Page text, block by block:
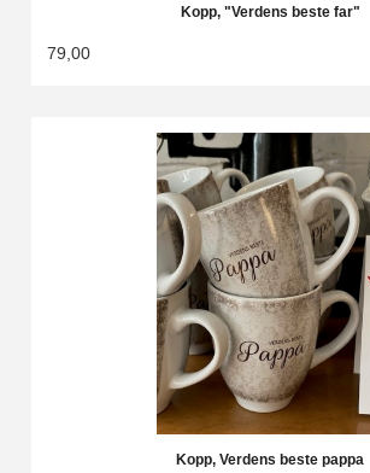
Kopp, "Verdens beste far"
79,00
Kopp, Verdens beste pappa